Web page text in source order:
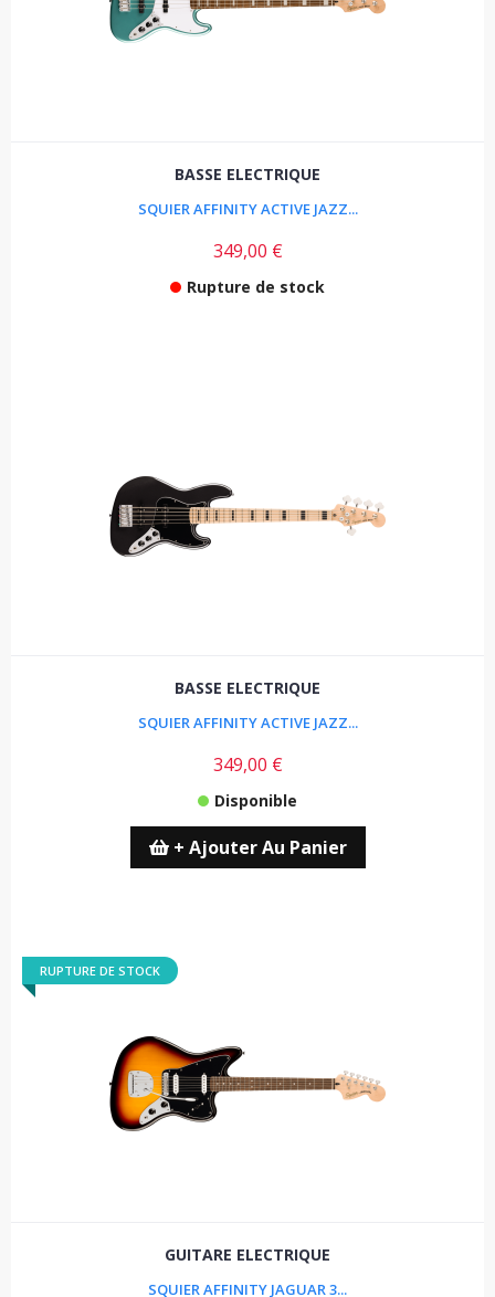
BASSE ELECTRIQUE
SQUIER AFFINITY ACTIVE JAZZ...
349,00 €
Rupture de stock
BASSE ELECTRIQUE
SQUIER AFFINITY ACTIVE JAZZ...
349,00 €
Disponible
+ Ajouter Au Panier
RUPTURE DE STOCK
GUITARE ELECTRIQUE
SQUIER AFFINITY JAGUAR 3...